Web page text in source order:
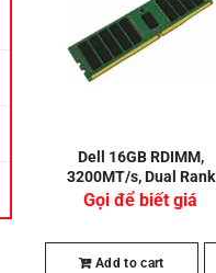
Dell 16GB RDIMM,
3200MT/s, Dual Rank
Gọi để biết giá
Add to cart